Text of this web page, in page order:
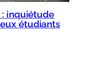
: inquiétude
étudiants